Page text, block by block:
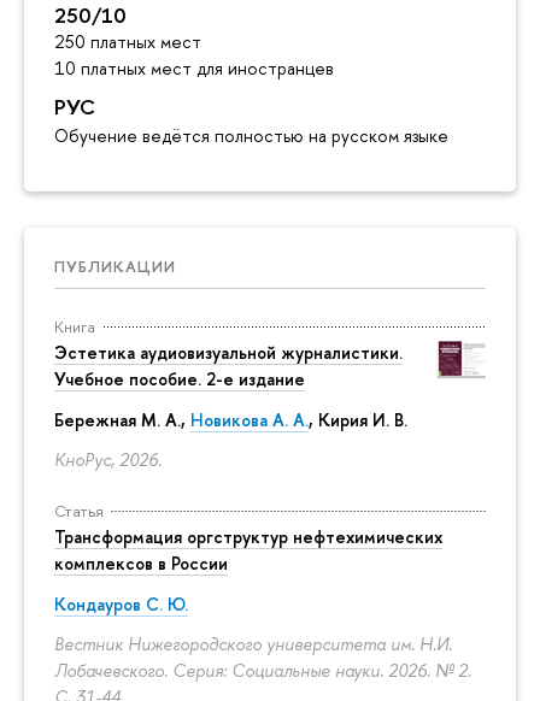
250/10
250 платных мест
10 платных мест для иностранцев
РУС
Обучение ведётся полностью на русском языке
ПУБЛИКАЦИИ
Книга
Эстетика аудиовизуальной журналистики.
Учебное пособие. 2-е издание
Бережная М. А., Новикова А. А., Кирия И. В.
КноРус, 2026.
Статья
Трансформация оргструктур нефтехимических
комплексов в России
Кондауров С. Ю.
Вестник Нижегородского университета им. Н.И.
Лобачевского. Серия: Социальные науки. 2026. № 2.